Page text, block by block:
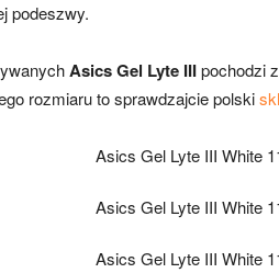
podeszwy.
Asics Gel Lyte IIIpochodzi
rozmiaru to sprawdzajcie polski